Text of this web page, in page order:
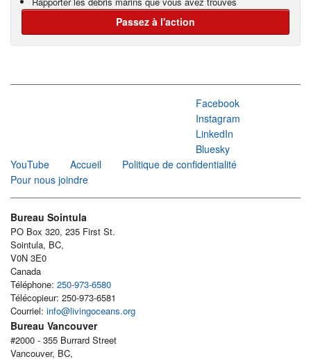
Passez à l'action
Facebook
Instagram
LinkedIn
Bluesky
YouTube
Accueil
Politique de confidentialité
Pour nous joindre
Bureau Sointula
PO Box 320, 235 First St.
Sointula, BC,
V0N 3E0
Canada
Téléphone: 250-973-6580
Télécopieur: 250-973-6581
Courriel: info@livingoceans.org
Bureau Vancouver
#2000 - 355 Burrard Street
Vancouver, BC,